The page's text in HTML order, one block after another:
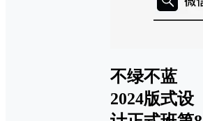
不绿不蓝
2024版式设